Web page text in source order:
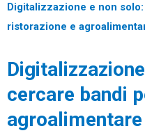
Digitalizzazione e non
ristorazione e
cercare bandi
agroalimentare